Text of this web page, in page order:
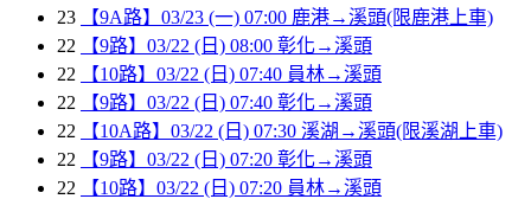
23
【9A路】03/23 (一) 07:00 鹿港→溪頭(限鹿港上車)
22
【9路】03/22 (日) 08:00 彰化→溪頭
22
【10路】03/22 (日) 07:40 員林→溪頭
22
【9路】03/22 (日) 07:40 彰化→溪頭
22
【10A路】03/22 (日) 07:30 溪湖→溪頭(限溪湖上車)
22
【9路】03/22 (日) 07:20 彰化→溪頭
22
【10路】03/22 (日) 07:20 員林→溪頭